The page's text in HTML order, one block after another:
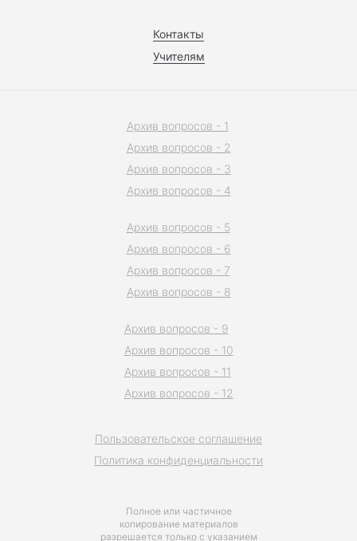
Контакты
Учителям
Полное или частичное
копирование материалов
разрешается только с указанием
Пользовательское соглашение
Политика конфиденциальности
Архив вопросов - 1
Архив вопросов - 2
Архив вопросов - 3
Архив вопросов - 4
Архив вопросов - 5
Архив вопросов - 6
Архив вопросов - 7
Архив вопросов - 8
Архив вопросов - 9
Архив вопросов - 10
Архив вопросов - 11
Архив вопросов - 12